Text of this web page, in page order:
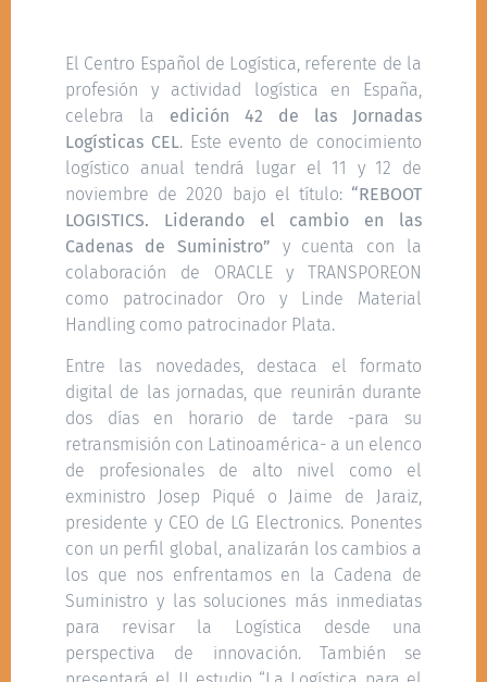
El Centro Español de Logística, referente de la
profesión y actividad logística en España,
celebra la edición 42 de las Jornadas
Logísticas CEL. Este evento de conocimiento
logístico anual tendrá lugar el 11 y 12 de
noviembre de 2020 bajo el título: “REBOOT
LOGISTICS. Liderando el cambio en las
Cadenas de Suministro” y cuenta con la
colaboración de ORACLE y TRANSPOREON
como patrocinador Oro y Linde Material
Handling como patrocinador Plata.
Entre las novedades, destaca el formato
digital de las jornadas, que reunirán durante
dos días en horario de tarde -para su
retransmisión con Latinoamérica- a un elenco
de profesionales de alto nivel como el
exministro Josep Piqué o Jaime de Jaraiz,
presidente y CEO de LG Electronics. Ponentes
con un perfil global, analizarán los cambios a
los que nos enfrentamos en la Cadena de
Suministro y las soluciones más inmediatas
para revisar la Logística desde una
perspectiva de innovación. También se